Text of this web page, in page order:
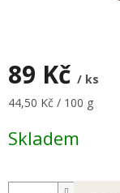
89 Kč / ks
Měrná
44,50 Kč / 100 g
Skladem